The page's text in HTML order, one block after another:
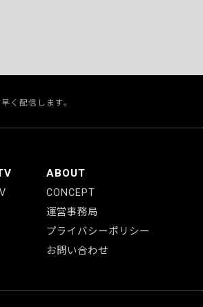
く配信します。
ABOUT
CONCEPT
運営事務局
プライバシーポリシー
お問い合わせ